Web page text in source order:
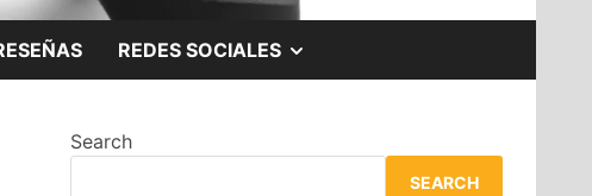
REDES SOCIALES
Search
SEARCH